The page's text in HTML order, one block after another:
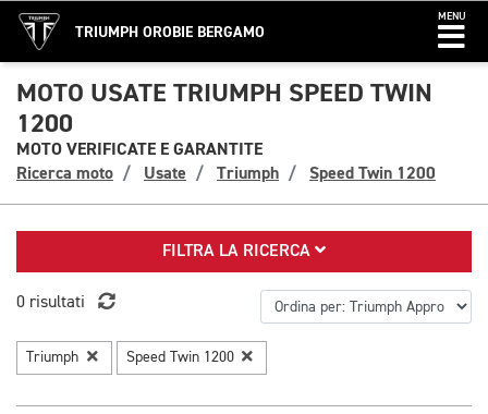
TRIUMPH OROBIE BERGAMO
MENU
MOTO USATE TRIUMPH SPEED TWIN
1200
MOTO VERIFICATE E GARANTITE
Ricerca moto
Usate Triumph Speed Twin 1200
FILTRA LA RICERCA
0 risultati
Triumph Speed Twin 1200